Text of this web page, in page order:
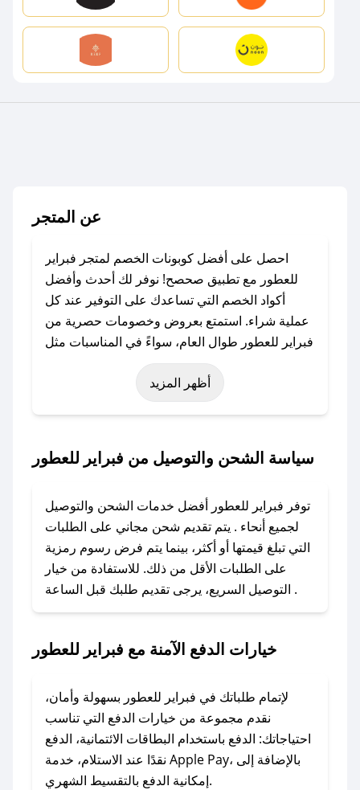
عن المتجر
احصل على أفضل كوبونات الخصم لمتجر فبراير
للعطور مع تطبيق صحصح! نوفر لك أحدث وأفضل
أكواد الخصم التي تساعدك على التوفير عند كل
عملية شراء. استمتع بعروض وخصومات حصرية من
فبراير للعطور طوال العام، سواءً في المناسبات مثل
عيد الفطر، عيد الأضحى، الجمعة البيضاء (شهر
نوفمبر)، رمضان، اليوم الوطني، يوم التأسيس، أو
حتى عروض خاصة أخرى.
باستخدام تطبيق صحصح، يمكنك العثور بسهولة على
الكوبون، تواصل معنا عبر تويتر أو البريد الإلكتروني
لإضافته بسرعة.
### كيفية استخدام كود خصم فبراير للعطور؟
1. انسخ كود الخصم من تطبيق صحصح.
2. الصقه في خانة الدفع عند التسوق من فبراير
لا تقلق! يمكنك التواصل مع فريق دعم صحصح عبر
الرسائل الخاصة على تويتر أو البريد الإلكتروني،
وسنقوم بحل المشكلة في أسرع وقت ممكن.
### ماذا أفعل إذا لم أجد كود خصم لمتجري
أظهر المزيد
سياسة الشحن والتوصيل من فبراير للعطور
توفر فبراير للعطور أفضل خدمات الشحن والتوصيل
لجميع أنحاء . يتم تقديم شحن مجاني على الطلبات
التي تبلغ قيمتها أو أكثر، بينما يتم فرض رسوم رمزية
على الطلبات الأقل من ذلك. للاستفادة من خيار
التوصيل السريع، يرجى تقديم طلبك قبل الساعة .
خيارات الدفع الآمنة مع فبراير للعطور
لإتمام طلباتك في فبراير للعطور بسهولة وأمان،
نقدم مجموعة من خيارات الدفع التي تناسب
احتياجاتك: الدفع باستخدام البطاقات الائتمانية، الدفع
نقدًا عند الاستلام، خدمة Apple Pay، بالإضافة إلى
إمكانية الدفع بالتقسيط الشهري.